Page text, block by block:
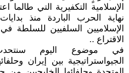
الإسلامية التكفيرية التي طالما
نهاية الحرب الباردة منذ
الإسلاميين السلفيين للسلطة
الاقتراع ..
في موضوع اليوم
الجيواستراتيجية بين إيران